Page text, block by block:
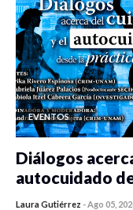
EVENTOS
Diálogos
autocuidado
Laura Gutiérrez -Ago 05,